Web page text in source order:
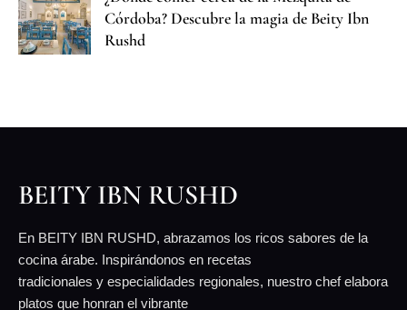
Córdoba? Descubre la magia de Beity Ibn
Rushd
BEITY IBN RUSHD
En BEITY IBN RUSHD, abrazamos los ricos sabores de la
cocina árabe. Inspirándonos en recetas
tradicionales y especialidades regionales, nuestro chef elabora
platos que honran el vibrante